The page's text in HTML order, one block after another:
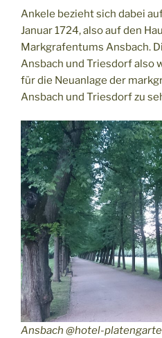
Ankele bezieht sich dabei
Januar 1724, also auf den
Markgrafentums Ansbach.
Ansbach und Triesdorf also
für die Neuanlage der
Ansbach und Triesdorf zu
Ansbach @hotel-